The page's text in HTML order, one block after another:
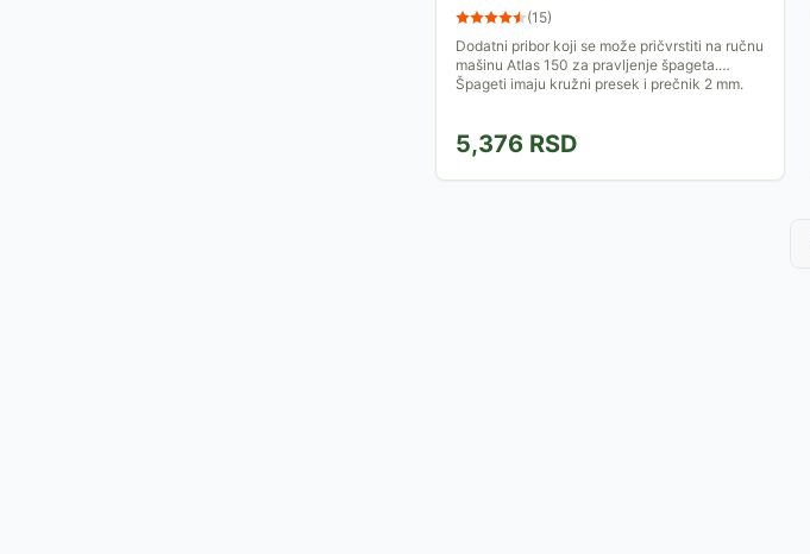
(15)
Dodatni pribor koji se može pričvrstiti na ručnu
mašinu Atlas 150 za pravljenje špageta.
Špageti imaju kružni presek i prečnik 2 mm.
5,376 RSD